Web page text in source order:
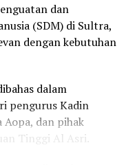
gedung
lokasi sementara
6 rombongan
akan menerima
dan fasilitas
dan
(SDM) di Sultra,
dengan kebutuhan
dalam
pengurus Kadin
dan pihak
Tinggi Al Asri.